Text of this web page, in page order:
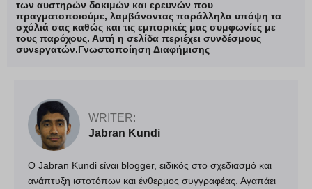
των αυστηρών δοκιμών και ερευνών που
πραγματοποιούμε, λαμβάνοντας παράλληλα υπόψη τα
σχόλιά σας καθώς και τις εμπορικές μας συμφωνίες με
τους παρόχους. Αυτή η σελίδα περιέχει συνδέσμους
συνεργατών.Γνωστοποίηση Διαφήμισης
WRITER:
Jabran Kundi
Ο Jabran Kundi είναι blogger, ειδικός στο σχεδιασμό και
ανάπτυξη ιστοτόπων και ένθερμος συγγραφέας. Αγαπάει